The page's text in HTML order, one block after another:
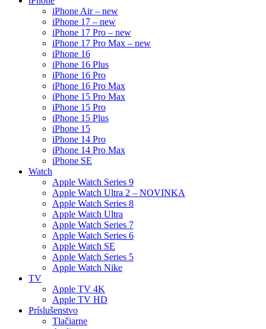
iPhone Air – new
iPhone 17 – new
iPhone 17 Pro – new
iPhone 17 Pro Max – new
iPhone 16
iPhone 16 Plus
iPhone 16 Pro
iPhone 16 Pro Max
iPhone 15 Pro Max
iPhone 15 Pro
iPhone 15 Plus
iPhone 15
iPhone 14 Pro
iPhone 14 Pro Max
iPhone SE
Watch
Apple Watch Series 9
Apple Watch Ultra 2 – NOVINKA
Apple Watch Series 8
Apple Watch Ultra
Apple Watch Series 7
Apple Watch Series 6
Apple Watch SE
Apple Watch Series 5
Apple Watch Nike
TV
Apple TV 4K
Apple TV HD
Príslušenstvo
Tlačiarne